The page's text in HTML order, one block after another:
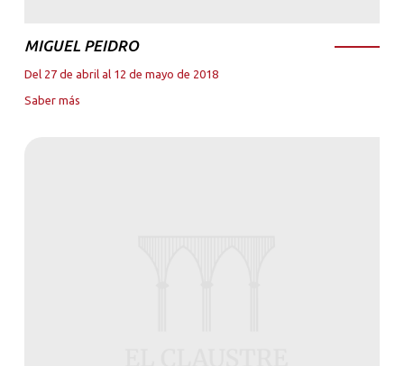
MIGUEL PEIDRO
Del 27 de abril al 12 de mayo de 2018
Saber más